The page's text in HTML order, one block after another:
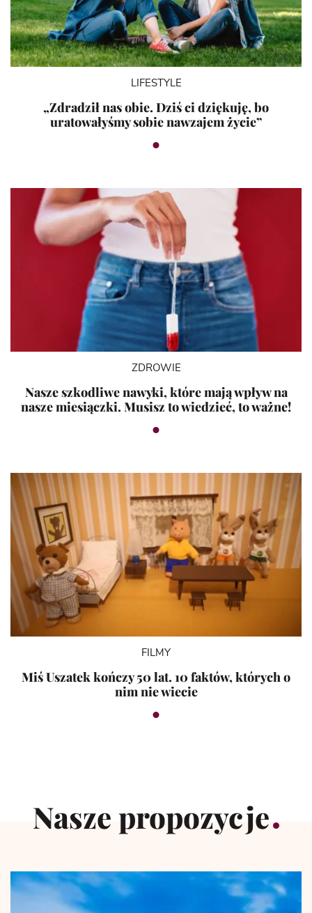
LIFESTYLE
„Zdradził nas obie. Dziś ci dziękuję, bo
uratowałyśmy sobie nawzajem życie”
ZDROWIE
Nasze szkodliwe nawyki, które mają wpływ na
nasze miesiączki. Musisz to wiedzieć, to ważne!
FILMY
Miś Uszatek kończy 50 lat. 10 faktów, których o
nim nie wiecie
Nasze propozycje